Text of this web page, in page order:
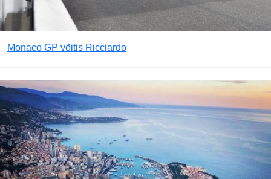
Monaco GP võitis Ricciardo